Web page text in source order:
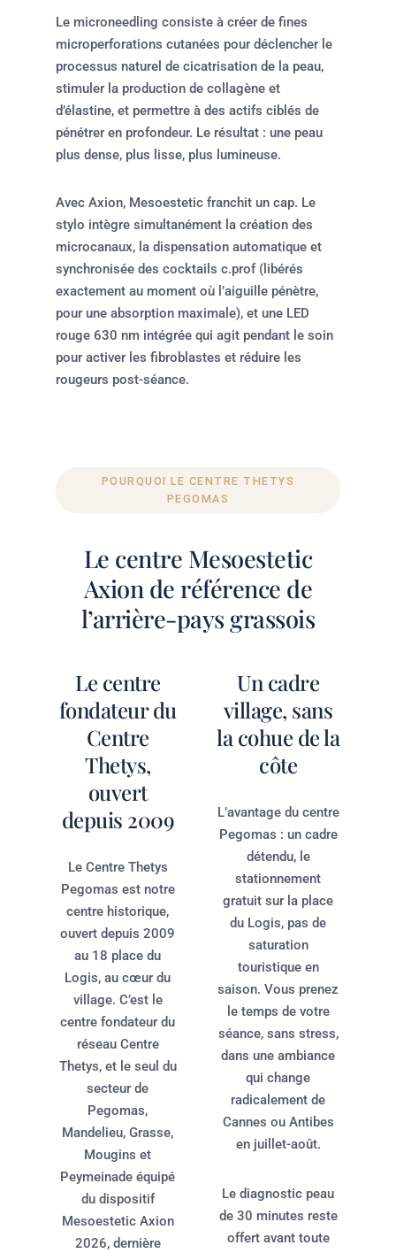
Le microneedling consiste à créer de fines
microperforations cutanées pour déclencher le
processus naturel de cicatrisation de la peau,
stimuler la production de collagène et
d’élastine, et permettre à des actifs ciblés de
pénétrer en profondeur. Le résultat : une peau
plus dense, plus lisse, plus lumineuse.
Avec Axion, Mesoestetic franchit un cap. Le
stylo intègre simultanément la création des
microcanaux, la dispensation automatique et
synchronisée des cocktails c.prof (libérés
exactement au moment où l’aiguille pénètre,
pour une absorption maximale), et une LED
rouge 630 nm intégrée qui agit pendant le soin
pour activer les fibroblastes et réduire les
rougeurs post-séance.
POURQUOI LE CENTRE THETYS
PEGOMAS
Le centre Mesoestetic
Axion de référence de
l’arrière-pays grassois
Le centre
fondateur du
Centre
Thetys,
ouvert
depuis 2009
Le Centre Thetys
Pegomas est notre
centre historique,
ouvert depuis 2009
au 18 place du
Logis, au cœur du
village. C’est le
centre fondateur du
réseau Centre
Thetys, et le seul du
secteur de
Pegomas,
Mandelieu, Grasse,
Mougins et
Peymeinade équipé
du dispositif
Mesoestetic Axion
2026, dernière
Un cadre
village, sans
la cohue de la
côte
L’avantage du centre
Pegomas : un cadre
détendu, le
stationnement
gratuit sur la place
du Logis, pas de
saturation
touristique en
saison. Vous prenez
le temps de votre
séance, sans stress,
dans une ambiance
qui change
radicalement de
Cannes ou Antibes
en juillet-août.
Le diagnostic peau
de 30 minutes reste
offert avant toute